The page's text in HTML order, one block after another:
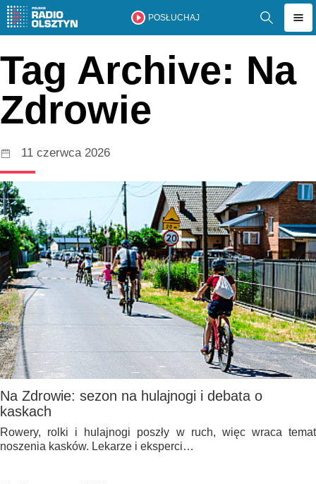
POSŁUCHAJ
Tag Archive: Na
Zdrowie
11 czerwca 2026
Na Zdrowie: sezon na hulajnogi i debata o
kaskach
Rowery, rolki i hulajnogi poszły w ruch, więc wraca temat
noszenia kasków. Lekarze i eksperci…